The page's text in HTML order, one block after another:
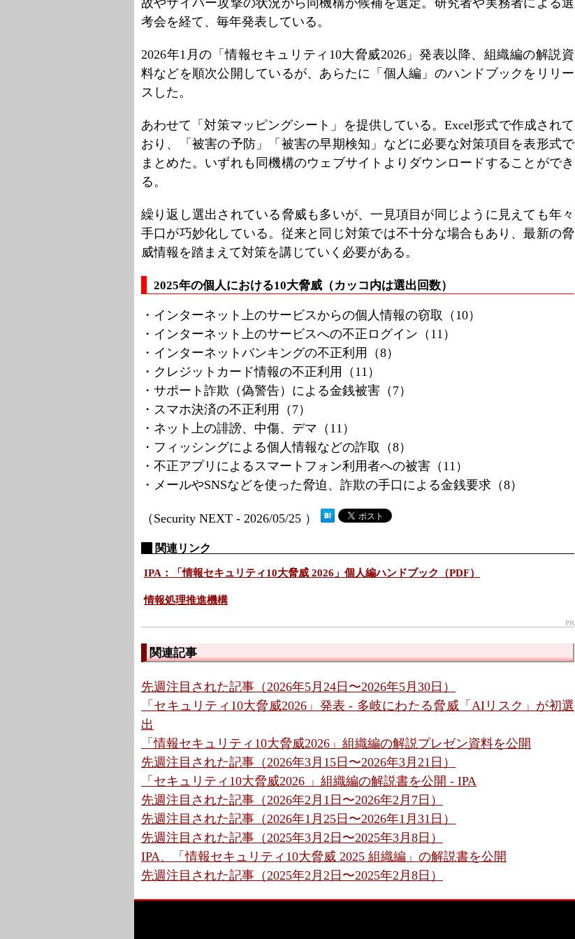
故やサイバー攻撃の状況から同機構が候補を選定。研究者や実務者による選
考会を経て、毎年発表している。
2026年1月の「情報セキュリティ10大脅威2026」発表以降、組織編の解説資
料などを順次公開しているが、あらたに「個人編」のハンドブックをリリー
スした。
あわせて「対策マッピングシート」を提供している。Excel形式で作成されて
おり、「被害の予防」「被害の早期検知」などに必要な対策項目を表形式で
まとめた。いずれも同機構のウェブサイトよりダウンロードすることができ
る。
繰り返し選出されている脅威も多いが、一見項目が同じように見えても年々
手口が巧妙化している。従来と同じ対策では不十分な場合もあり、最新の脅
威情報を踏まえて対策を講じていく必要がある。
2025年の個人における10大脅威（カッコ内は選出回数）
・インターネット上のサービスからの個人情報の窃取（10）
・インターネット上のサービスへの不正ログイン（11）
・インターネットバンキングの不正利用（8）
・クレジットカード情報の不正利用（11）
・サポート詐欺（偽警告）による金銭被害（7）
・スマホ決済の不正利用（7）
・ネット上の誹謗、中傷、デマ（11）
・フィッシングによる個人情報などの詐取（8）
・不正アプリによるスマートフォン利用者への被害（11）
・メールやSNSなどを使った脅迫、詐欺の手口による金銭要求（8）
（Security NEXT - 2026/05/25 ）
関連リンク
IPA：「情報セキュリティ10大脅威 2026」個人編ハンドブック（PDF）
情報処理推進機構
PR
関連記事
先週注目された記事（2026年5月24日〜2026年5月30日）
「セキュリティ10大脅威2026」発表 - 多岐にわたる脅威「AIリスク」が初選
出
「情報セキュリティ10大脅威2026」組織編の解説プレゼン資料を公開
先週注目された記事（2026年3月15日〜2026年3月21日）
「セキュリティ10大脅威2026 」組織編の解説書を公開 - IPA
先週注目された記事（2026年2月1日〜2026年2月7日）
先週注目された記事（2026年1月25日〜2026年1月31日）
先週注目された記事（2025年3月2日〜2025年3月8日）
IPA、「情報セキュリティ10大脅威 2025 組織編」の解説書を公開
先週注目された記事（2025年2月2日〜2025年2月8日）